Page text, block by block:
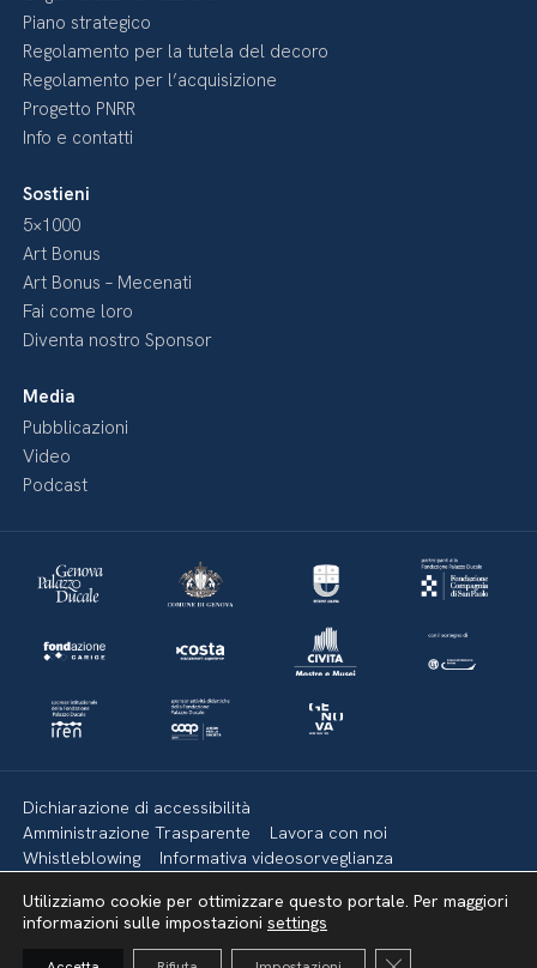
Piano strategico
Regolamento per la tutela del decoro
Regolamento per l’acquisizione
Progetto PNRR
Info e contatti
Sostieni
5×1000
Art Bonus
Art Bonus – Mecenati
Fai come loro
Diventa nostro Sponsor
Media
Pubblicazioni
Video
Podcast
Dichiarazione di accessibilità
Amministrazione Trasparente
Lavora con noi
Whistleblowing
Informativa videosorveglianza
Mappa del sito
Utilizziamo cookie per ottimizzare questo portale. Per maggiori
informazioni sulle impostazioni settings
Close GDPR